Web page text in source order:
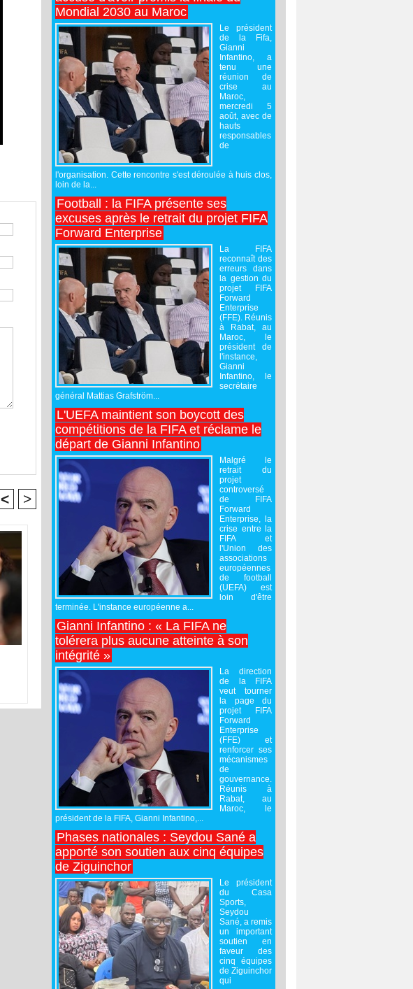
< >
Mondial 2030 au Maroc
Le président
de la Fifa,
Gianni
Infantino, a
tenu une
réunion de
crise au
Maroc,
mercredi 5
août, avec de
hauts
responsables
de
l'organisation. Cette rencontre s'est déroulée à huis clos,
loin de la...
Football : la FIFA présente ses
excuses après le retrait du projet FIFA
Forward Enterprise
La FIFA
reconnaît des
erreurs dans
la gestion du
projet FIFA
Forward
Enterprise
(FFE). Réunis
à Rabat, au
Maroc, le
président de
l'instance,
Gianni
Infantino, le
secrétaire
général Mattias Grafström...
L'UEFA maintient son boycott des
compétitions de la FIFA et réclame le
départ de Gianni Infantino
Malgré le
retrait du
projet
controversé
de FIFA
Forward
Enterprise, la
crise entre la
FIFA et
l'Union des
associations
européennes
de football
(UEFA) est
loin d'être
terminée. L'instance européenne a...
Gianni Infantino : « La FIFA ne
tolérera plus aucune atteinte à son
intégrité »
La direction
de la FIFA
veut tourner
la page du
projet FIFA
Forward
Enterprise
(FFE) et
renforcer ses
mécanismes
de
gouvernance.
Réunis à
Rabat, au
Maroc, le
président de la FIFA, Gianni Infantino,...
Phases nationales : Seydou Sané a
apporté son soutien aux cinq équipes
de Ziguinchor
Le président
du Casa
Sports,
Seydou
Sané, a remis
un important
soutien en
faveur des
cinq équipes
de Ziguinchor
qui